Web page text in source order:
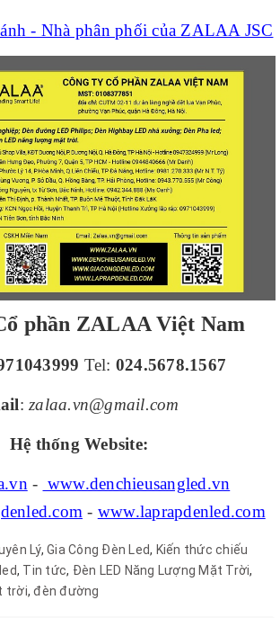
- Nhà phân phối của ZALAA JSC
phần ZALAA Việt Nam
Tel: 024.5678.1567
: zalaa.vn@gmail.com
Hệ thống Website:
- www.denchieusangled.vn
- www.laprapdenled.com
Lý, Gia Công Đèn Led, Kiến thức chiếu
, Tin tức, Đèn LED Năng Lượng Mặt Trời,
trời,đèn đường